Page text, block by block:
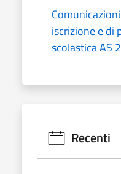
iscrizione e di
scolastica AS
Recenti